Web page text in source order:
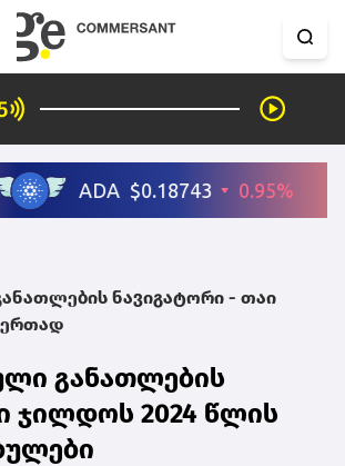
ნავიგატორი - თაი
განათლების
ჯილდოს 2024 წლის